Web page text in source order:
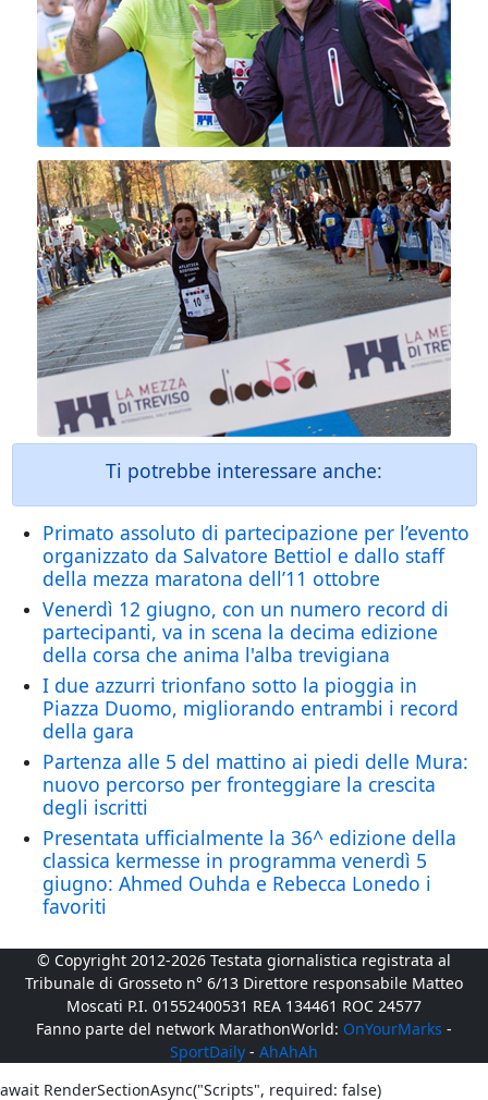
Ti potrebbe interessare anche:
Primato assoluto di partecipazione per l’evento
organizzato da Salvatore Bettiol e dallo staff
della mezza maratona dell’11 ottobre
Venerdì 12 giugno, con un numero record di
partecipanti, va in scena la decima edizione
della corsa che anima l'alba trevigiana
I due azzurri trionfano sotto la pioggia in
Piazza Duomo, migliorando entrambi i record
della gara
Partenza alle 5 del mattino ai piedi delle Mura:
nuovo percorso per fronteggiare la crescita
degli iscritti
Presentata ufficialmente la 36^ edizione della
classica kermesse in programma venerdì 5
giugno: Ahmed Ouhda e Rebecca Lonedo i
favoriti
© Copyright 2012-2026 Testata giornalistica registrata al
Tribunale di Grosseto n° 6/13 Direttore responsabile Matteo
Moscati P.I. 01552400531 REA 134461 ROC 24577
Fanno parte del network MarathonWorld: OnYourMarks -
SportDaily - AhAhAh
await RenderSectionAsync("Scripts", required: false)